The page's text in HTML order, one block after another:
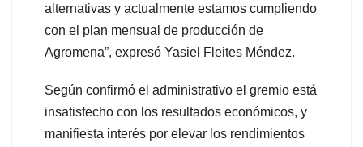
alternativas y actualmente estamos cumpliendo
con el plan mensual de producción de
Agromena”, expresó Yasiel Fleites Méndez.
Según confirmó el administrativo el gremio está
insatisfecho con los resultados económicos, y
manifiesta interés por elevar los rendimientos